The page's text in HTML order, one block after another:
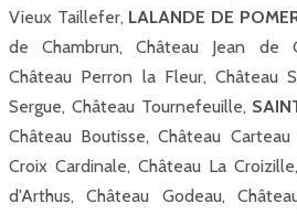
Vieux Taillefer, LALANDE DE
de Chambrun, Château Jean de
Château Perron la Fleur, Château
Sergue, Château Tournefeuille,
Château Boutisse, Château
Croix Cardinale, Château La
d'Arthus, Château Godeau,